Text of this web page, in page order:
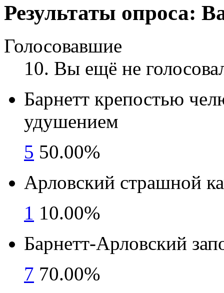
Результаты опроса:
Голосовавшие
10. Вы ещё не
Барнетт крепостью
удушением
5 50.00%
Арловский страшной
1 10.00%
Барнетт-Арловский
7 70.00%